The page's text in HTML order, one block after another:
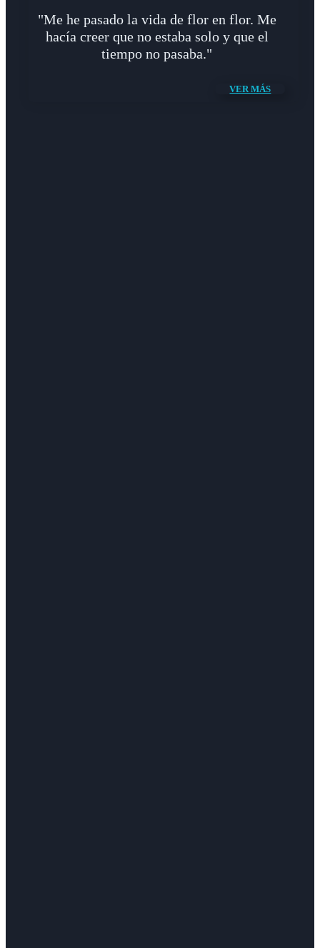
"Me he pasado la vida de flor en flor. Me
hacía creer que no estaba solo y que el
tiempo no pasaba."
VER MÁS